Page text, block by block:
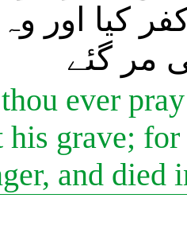
کیا اور وہ
مر گئے
ever
his grave;
and died